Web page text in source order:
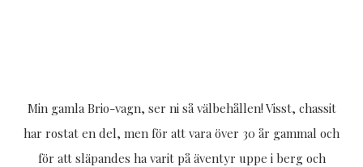
Min gamla Brio-vagn, ser ni så välbehållen! Visst, chassit
har rostat en del, men för att vara över 30 år gammal och
för att släpandes ha varit på äventyr uppe i berg och